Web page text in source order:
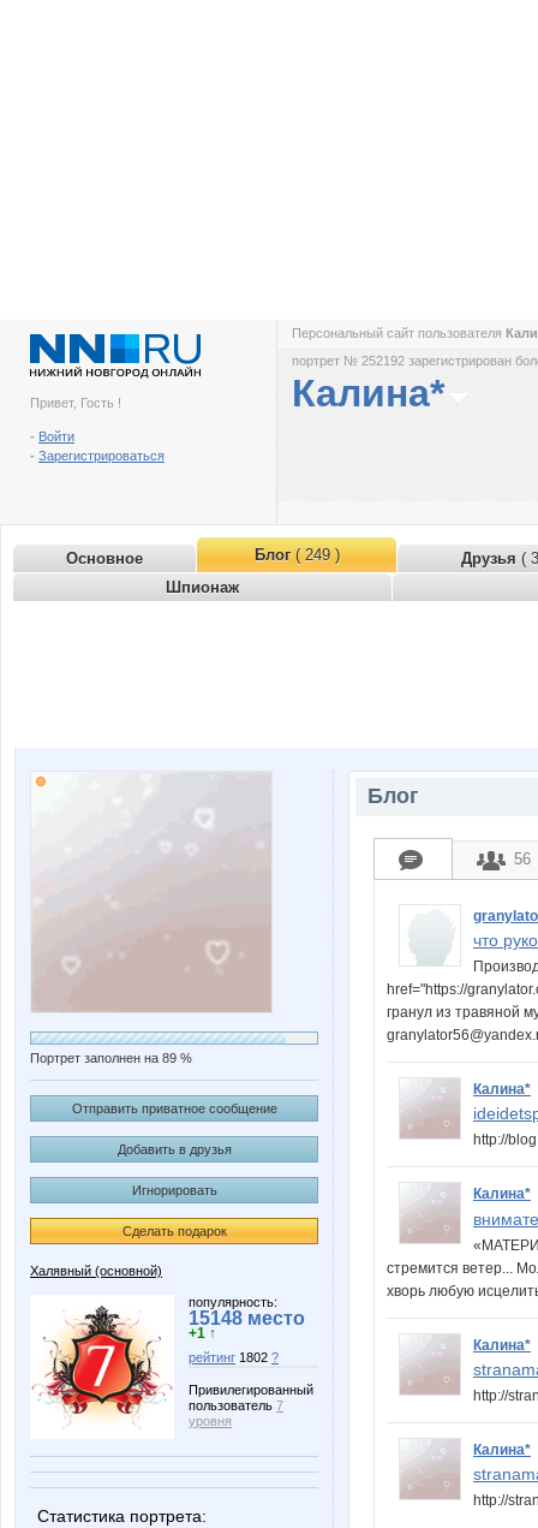
Привет, Гость !
- Войти
- Зарегистрироваться
Персональный сайт пользователя
портрет № 252192 зарегистрирован
Калина*
Основное Блог( 249 ) Друзья (
Шпионаж
Портрет заполнен на 89 %
Отправить приватное сообщение
Добавить в друзья
Игнорировать
Сделать подарок
Халявный (основной)
популярность:
15148 место
+1 ↑
рейтинг 1802 ?
Привилегированный
пользователь 7
уровня
Статистика портрета:
Блог
56
что
href="https://
гранул из травяной
Калина*
http://
Калина*
стремится ветер...
хворь любую
Калина*
http://
Калина*
http://